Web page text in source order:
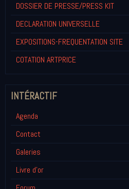
DOSSIER DE PRESSE/PRESS KIT
DECLARATION UNIVERSELLE
EXPOSITIONS-FREQUENTATION SITE
COTATION ARTPRICE
INTÉRACTIF
Agenda
Contact
Galeries
Livre d'or